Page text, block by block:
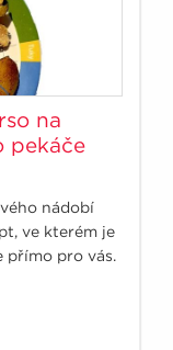
na
pekáče
nádobí
ve kterém je
přímo pro vás.